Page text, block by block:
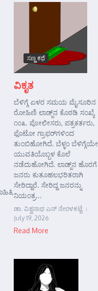
ಸಣ್ಣ ಕಥೆ
ವಿಕೃತ
ಬೆಳಿಗ್ಗೆ ಏಳರ ಸಮಯ ಮೈಸೂರಿನ
ರೋಹಿಣಿ ಲಾಡ್ಜ್‌ನ ಕೊಠಡಿ ಸಂಖ್ಯೆ
೧೦೩. ಪೋಲೀಸರು, ಪತ್ರಕರ್ತರು,
ಫೊಟೋ ಗ್ರಾಫರ್‌ಗಳಿಂದ
ತುಂಬಿಹೋಗಿದೆ. ಬೆಳ್ಳಂ ಬೆಳಿಗ್ಗೆಯೇ
ಯುವತಿಯೊಬ್ಬಳ ಕೊಲೆ
ನಡೆದುಹೋಗಿದೆ. ಲಾಡ್ಜ್‌ನ ಹೊರಗೆ
ಜನರು ಕುತೂಹಲಭರಿತರಾಗಿ
ಸೇರಿದ್ದಾರೆ. ಸೇರಿದ್ದ ಜನರನ್ನು
ನಿಯಂತ್ರ...
ಡಾ. ವಿಶ್ವನಾಥ ಎನ್ ನೇರಳಕಟ್ಟೆ
July 19, 2026
Read More